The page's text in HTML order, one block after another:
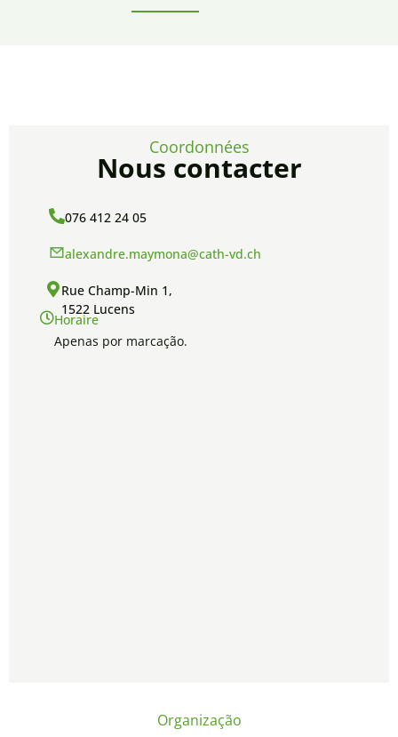
Coordonnées
Nous contacter
076 412 24 05
alexandre.maymona@cath-vd.ch
Rue Champ-Min 1,
1522 Lucens
Horaire
Apenas por marcação.
Organização